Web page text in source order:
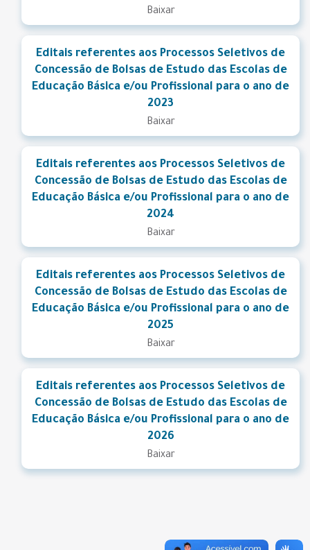
Baixar
Editais referentes aos Processos Seletivos de
Concessão de Bolsas de Estudo das Escolas de
Educação Básica e/ou Profissional para o ano de
2023
Baixar
Editais referentes aos Processos Seletivos de
Concessão de Bolsas de Estudo das Escolas de
Educação Básica e/ou Profissional para o ano de
2024
Baixar
Editais referentes aos Processos Seletivos de
Concessão de Bolsas de Estudo das Escolas de
Educação Básica e/ou Profissional para o ano de
2025
Baixar
Editais referentes aos Processos Seletivos de
Concessão de Bolsas de Estudo das Escolas de
Educação Básica e/ou Profissional para o ano de
2026
Baixar